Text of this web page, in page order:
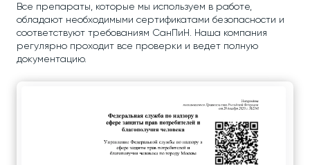
Все препараты, которые мы используем в работе,
обладают необходимыми сертификатами безопасности и
соответствуют требованиям СанПиН. Наша компания
регулярно проходит все проверки и ведет полную
документацию.